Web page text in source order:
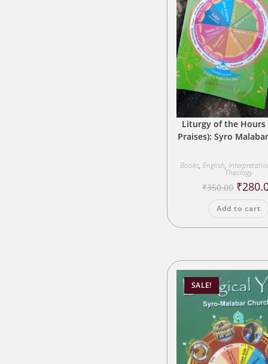
Liturgy of the Hours
Praises): Syro
Books,English,
Theology
₹350.00 Original
price
₹350.00.
₹
Add to cart
SALE!